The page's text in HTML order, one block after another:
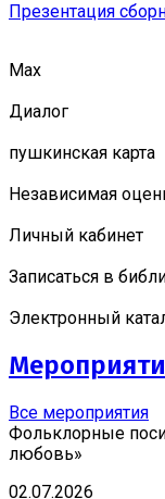
Презентация
Мах
Диалог
пушкинская карта
Независимая
Личный кабинет
Записаться в
Электронный
Все мероприятия
Фольклорные
любовь»
02.07.2026